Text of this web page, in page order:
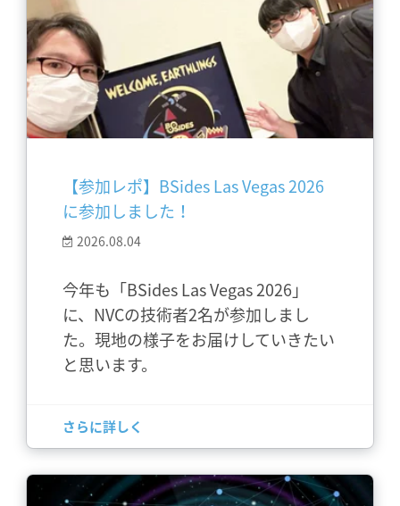
【参加レポ】BSides Las Vegas 2026
に参加しました！
2026.08.04
今年も「BSides Las Vegas 2026」
に、NVCの技術者2名が参加しまし
た。現地の様子をお届けしていきたい
と思います。
さらに詳しく